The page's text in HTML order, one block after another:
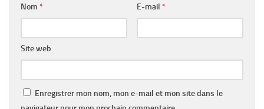
Nom * E-mail *
Site web
Enregistrer mon nom, mon e-mail et mon site dans le